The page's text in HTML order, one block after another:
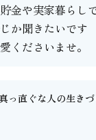
金や実家暮らし
か聞きたいです
くださいませ。
直ぐな人の生き